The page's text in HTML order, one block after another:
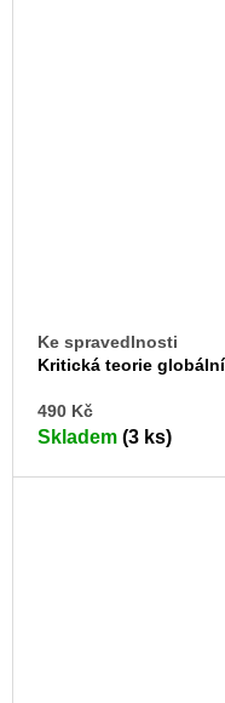
Ke spravedlnosti
Kritická teorie
490 Kč
Skladem (3 ks)